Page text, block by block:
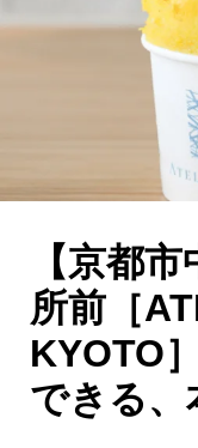
NEW OPEN
CULTURE
ABOUT US
Instagram
チケットプ
【京都
所前［
KYOTO
できる、